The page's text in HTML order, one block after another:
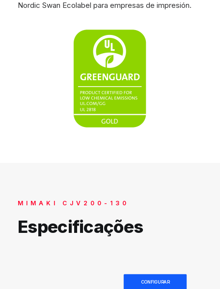
Nordic Swan Ecolabel para empresas de impresión.
MIMAKI CJV200-130
Especificações
CONFIGURAR